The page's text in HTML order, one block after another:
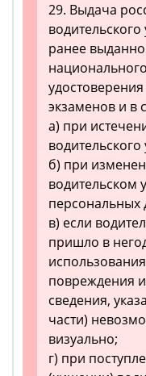
29. Выдача
ранее
экзаменов и в
а) при
б) при
водительском
персональных
в) если
пришло в
повреждения
сведения,
части)
визуально;
г) при